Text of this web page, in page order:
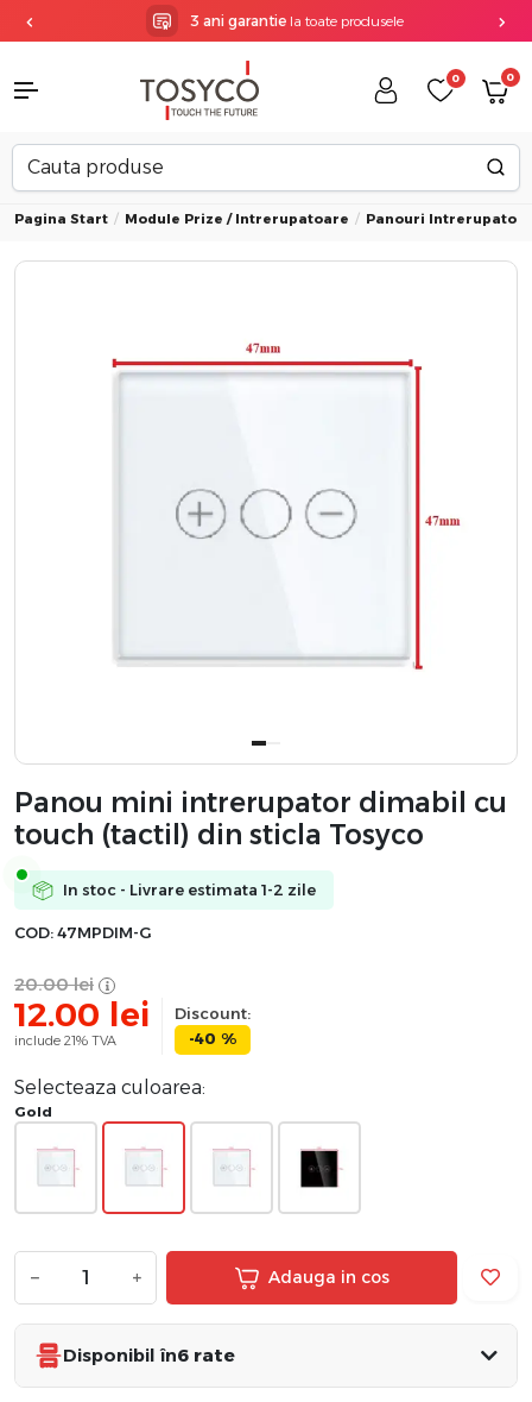
3 ani garantiela toate produsele
0 0
Pagina Start Module Prize / Intrerupatoare Panouri
Panou mini intrerupator dimabil cu
touch (tactil) din sticla Tosyco
In stoc - Livrare estimata 1-2 zile
COD: 47MPDIM-G
20.00 lei
12.00 lei
include 21% TVA
Discount:
-40 %
Selecteaza culoarea:
Gold
− + Adauga in cos
Disponibil în6 rate